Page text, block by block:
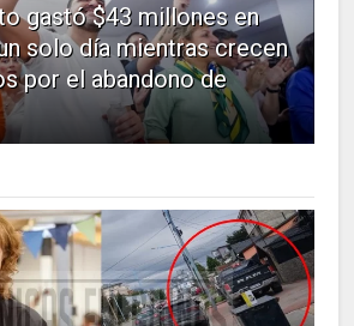
gastó $43 millones en
solo día mientras crecen
por el abandono de